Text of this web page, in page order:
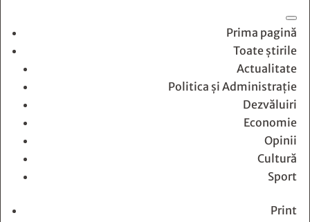
Prima pagină
Toate știrile
Actualitate
Politica și Administrație
Dezvăluiri
Economie
Opinii
Cultură
Sport
Print